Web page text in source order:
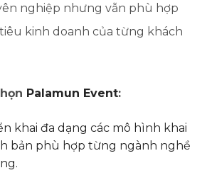
nghiệp nhưng vẫn phù hợp
kinh doanh của từng khách
Palamun Event:
khai đa dạng các mô hình khai
bản phù hợp từng ngành nghề